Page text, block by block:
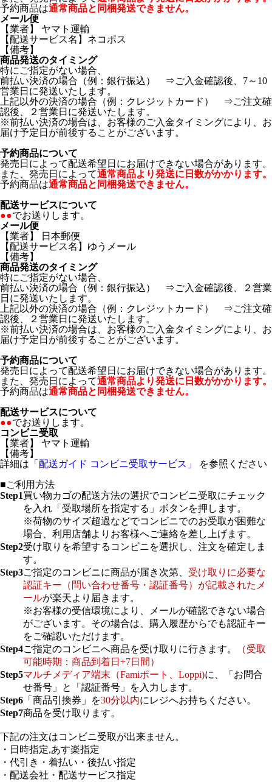
予約商品は通常商品と同梱発送できません。
メール便
【業者】 ヤマト運輸
【配送サービス名】ネコポス
【備考】
商品発送のタイミング
特にご指定がない場合、
前払い決済の場合（例：銀行振込） ⇒ご入金確認後、7～10
営業日に発送いたします。
上記以外の決済の場合（例：クレジットカード） ⇒ご注文確
認後、２営業日に発送いたします。
※前払い決済の場合は、お客様のご入金タイミングにより、お
届け予定日が前後することがございます。
予約商品について
発売日によって配送希望日にお届けできない場合があります。
また、発売日によって通常商品より発送に日数がかかります。
予約商品は通常商品と同梱発送できません。
配送サービスについて
●●でお送りします。
メール便
【業者】 日本郵便
【配送サービス名】ゆうメール
【備考】
商品発送のタイミング
特にご指定がない場合、
前払い決済の場合（例：銀行振込） ⇒ご入金確認後、２営業
日に発送いたします。
上記以外の決済の場合（例：クレジットカード） ⇒ご注文確
認後、２営業日に発送いたします。
※前払い決済の場合は、お客様のご入金タイミングにより、お
届け予定日が前後することがございます。
予約商品について
発売日によって配送希望日にお届けできない場合があります。
また、発売日によって通常商品より発送に日数がかかります。
予約商品は通常商品と同梱発送できません。
配送サービスについて
●●でお送りします。
コンビニ受取
【業者】 ヤマト運輸
【備考】
詳細は 「配送ガイド コンビニ受取サービス」
を参照ください
■ご利用方法
Step1買い物カゴの配送方法の選択でコンビニ受取にチェック
を入れ「受取場所を指定する」ボタンを押します。
※荷物のサイズ超過などでコンビニでのお受取が困難な
場合、利用店舗よりお客様へご連絡を差し上げます。
Step2受け取りを希望するコンビニを選択し、注文を確定しま
す。
Step3ご指定のコンビニに商品が届き次第、 受け取りに必要な
認証キー（問い合わせ番号・認証番号）が記載されたメ
ールが楽天より届きます。
※お客様の受信環境により、メールが確認できない場合
がございます。その場合は、購入履歴からでも認証キー
をご確認いただけます。
Step4ご指定のコンビニへ商品を受け取りに行きます。
（受取
可能時期：商品到着日+7日間）
Step5マルチメディア端末（Famiポート、Loppi)に、「お問合
せ番号」と「認証番号」を入力します。
Step6 「商品引換券」を30分以内にレジへお持ちください。
Step7商品を受け取ります。
下記の注文はコンビニ受取が出来ません。
・日時指定,あす楽指定
・代引き・着払い・後払い指定
・配送会社・配送サービス指定